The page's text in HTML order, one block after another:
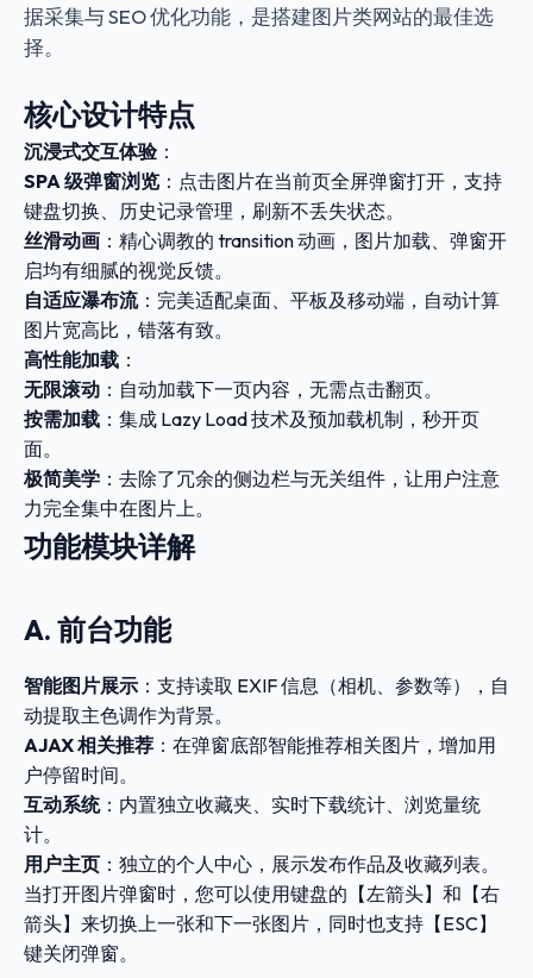
据采集与 SEO 优化功能，是搭建图片类网站的最佳选
择。
核心设计特点
沉浸式交互体验：
SPA 级弹窗浏览 ：点击图片在当前页全屏弹窗打开，支持
键盘切换、历史记录管理，刷新不丢失状态。
丝滑动画 ：精心调教的 transition 动画，图片加载、弹窗开
启均有细腻的视觉反馈。
自适应瀑布流：完美适配桌面、平板及移动端，自动计算
图片宽高比，错落有致。
高性能加载 ：
无限滚动 ：自动加载下一页内容，无需点击翻页。
按需加载 ：集成 Lazy Load 技术及预加载机制，秒开页
面。
极简美学 ：去除了冗余的侧边栏与无关组件，让用户注意
力完全集中在图片上。
功能模块详解
A. 前台功能
智能图片展示 ：支持读取 EXIF 信息（相机、参数等），自
动提取主色调作为背景。
AJAX 相关推荐 ：在弹窗底部智能推荐相关图片，增加用
户停留时间。
互动系统：内置独立收藏夹、实时下载统计、浏览量统
计。
用户主页 ：独立的个人中心，展示发布作品及收藏列表。
当打开图片弹窗时，您可以使用键盘的【左箭头】和【右
箭头】来切换上一张和下一张图片，同时也支持【ESC】
键关闭弹窗。